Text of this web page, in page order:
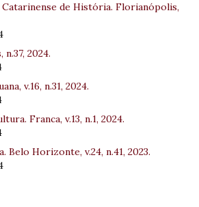
de História. Florianópolis,
2024.
v.16, n.31, 2024.
Franca, v.13, n.1, 2024.
Belo Horizonte, v.24, n.41, 2023.